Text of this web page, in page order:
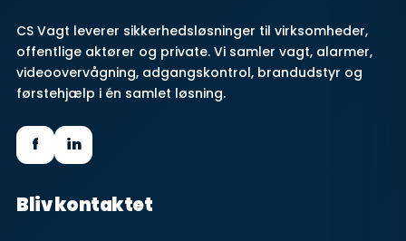
CS Vagt leverer sikkerhedsløsninger til virksomheder,
offentlige aktører og private. Vi samler vagt, alarmer,
videoovervågning, adgangskontrol, brandudstyr og
førstehjælp i én samlet løsning.
f in
Bliv kontaktet